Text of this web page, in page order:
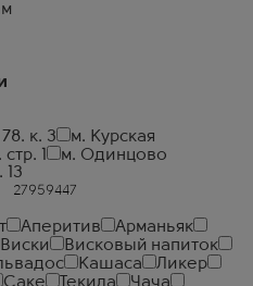
к. 3
м. Курская
1
м. Одинцово
Аперитив
Арманьяк
Виски
Висковый напиток
Кашаса
Ликер